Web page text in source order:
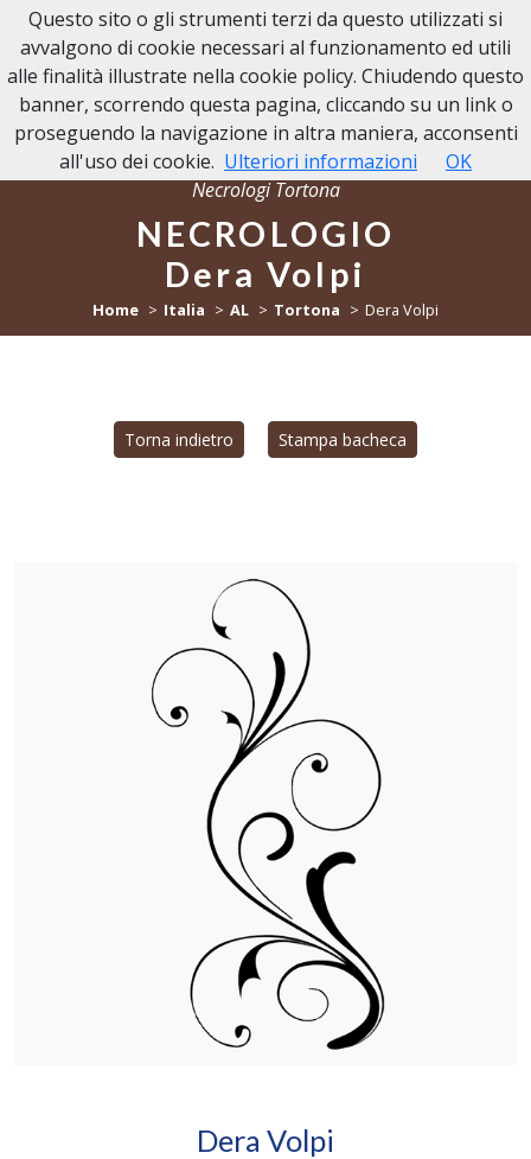
NECROLOGI TORTONA
Necrologi Tortona
NECROLOGIO
Dera Volpi
Home Italia AL Tortona Dera Volpi
Torna indietro Stampa bacheca
Dera Volpi
Questo sito o gli strumenti terzi da questo utilizzati si
avvalgono di cookie necessari al funzionamento ed utili
alle finalità illustrate nella cookie policy. Chiudendo questo
banner, scorrendo questa pagina, cliccando su un link o
proseguendo la navigazione in altra maniera, acconsenti
all'uso dei cookie. Ulteriori informazioni OK